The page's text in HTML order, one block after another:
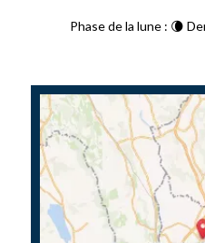
Phase de la lune : 🌘